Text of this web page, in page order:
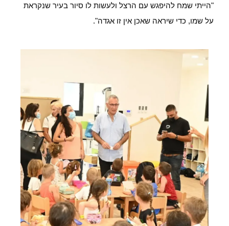
"הייתי שמח להיפגש עם הרצל ולעשות לו סיור בעיר שנקראת
על שמו, כדי שיראה שאכן אין זו אגדה".